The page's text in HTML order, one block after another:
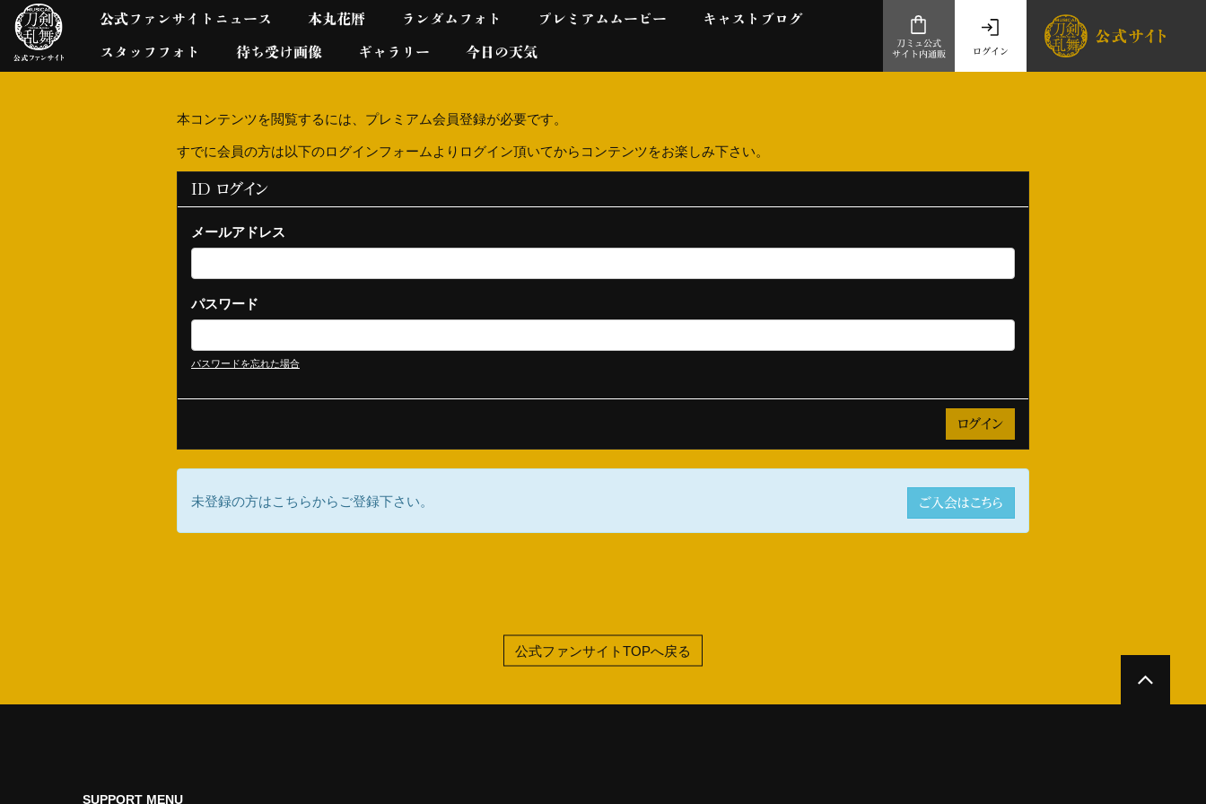
公式ファンサイトニュース 本丸花暦 ランダムフォト プレミアムムービー キャストブログ
スタッフフォト 待ち受け画像 ギャラリー 今日の天気 ログイン
刀ミュ公式
サイト内通販
本コンテンツを閲覧するには、プレミアム会員登録が必要です。
すでに会員の方は以下のログインフォームよりログイン頂いてからコンテンツをお楽しみ下さい。
ID ログイン
メールアドレス
パスワード
パスワードを忘れた場合
未登録の方はこちらからご登録下さい。 ご入会はこちら
公式ファンサイトTOPへ戻る
SUPPORT MENU